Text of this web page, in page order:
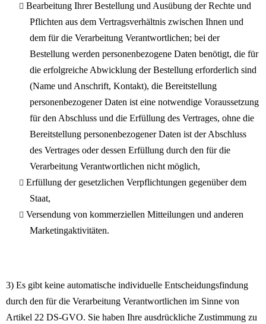
Bearbeitung Ihrer Bestellung und Ausübung der Rechte und
Pflichten aus dem Vertragsverhältnis zwischen Ihnen und
dem für die Verarbeitung Verantwortlichen; bei der
Bestellung werden personenbezogene Daten benötigt, die für
die erfolgreiche Abwicklung der Bestellung erforderlich sind
(Name und Anschrift, Kontakt), die Bereitstellung
personenbezogener Daten ist eine notwendige Voraussetzung
für den Abschluss und die Erfüllung des Vertrages, ohne die
Bereitstellung personenbezogener Daten ist der Abschluss
des Vertrages oder dessen Erfüllung durch den für die
Verarbeitung Verantwortlichen nicht möglich,
Erfüllung der gesetzlichen Verpflichtungen gegenüber dem
Staat,
Versendung von kommerziellen Mitteilungen und anderen
Marketingaktivitäten.
3) Es gibt keine automatische individuelle Entscheidungsfindung
durch den für die Verarbeitung Verantwortlichen im Sinne von
Artikel 22 DS-GVO. Sie haben Ihre ausdrückliche Zustimmung zu